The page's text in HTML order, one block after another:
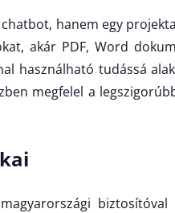
hanem egy
akár PDF, Word
használható tudássá
megfelel a